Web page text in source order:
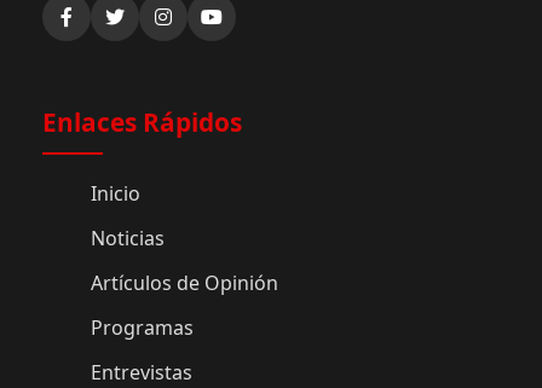
Enlaces Rápidos
Inicio
Noticias
Artículos de Opinión
Programas
Entrevistas